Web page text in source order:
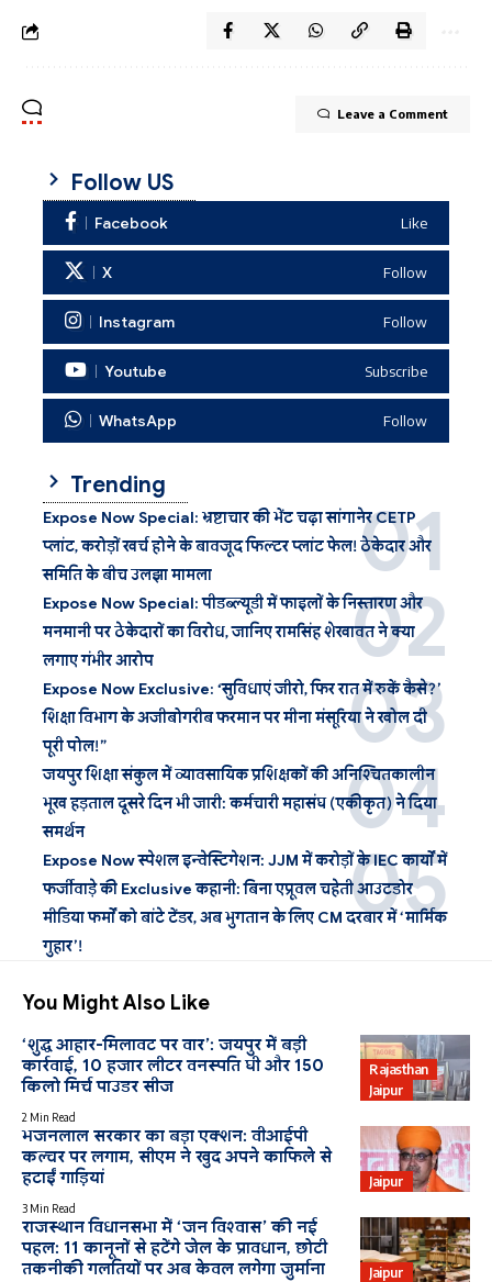
Leave a Comment
Follow US
Facebook Like
X Follow
Instagram Follow
Youtube Subscribe
WhatsApp Follow
Trending
Expose Now Special: भ्रष्टाचार की भेंट चढ़ा सांगानेर CETP
प्लांट, करोड़ों खर्च होने के बावजूद फिल्टर प्लांट फेल! ठेकेदार और
समिति के बीच उलझा मामला
Expose Now Special: पीडब्ल्यूडी में फाइलों के निस्तारण और
मनमानी पर ठेकेदारों का विरोध, जानिए रामसिंह शेखावत ने क्या
लगाए गंभीर आरोप
Expose Now Exclusive: ‘सुविधाएं जीरो, फिर रात में रुकें कैसे?’
शिक्षा विभाग के अजीबोगरीब फरमान पर मीना मंसूरिया ने खोल दी
पूरी पोल!”
जयपुर शिक्षा संकुल में व्यावसायिक प्रशिक्षकों की अनिश्चितकालीन
भूख हड़ताल दूसरे दिन भी जारी: कर्मचारी महासंघ (एकीकृत) ने दिया
समर्थन
Expose Now स्पेशल इन्वेस्टिगेशन: JJM में करोड़ों के IEC कार्यों में
फर्जीवाड़े की Exclusive कहानी: बिना एप्रूवल चहेती आउटडोर
मीडिया फर्मों को बांटे टेंडर, अब भुगतान के लिए CM दरबार में ‘मार्मिक
गुहार’!
You Might Also Like
Rajasthan
Jaipur
‘शुद्ध आहार-मिलावट पर वार’: जयपुर में बड़ी
कार्रवाई, 10 हजार लीटर वनस्पति घी और 150
किलो मिर्च पाउडर सीज
2 Min Read
Jaipur
भजनलाल सरकार का बड़ा एक्शन: वीआईपी
कल्चर पर लगाम, सीएम ने खुद अपने काफिले से
हटाईं गाड़ियां
3 Min Read
Jaipur
राजस्थान विधानसभा में ‘जन विश्वास’ की नई
पहल: 11 कानूनों से हटेंगे जेल के प्रावधान, छोटी
तकनीकी गलतियों पर अब केवल लगेगा जुर्माना